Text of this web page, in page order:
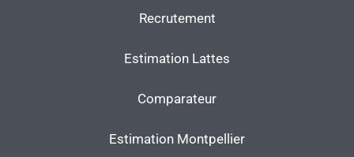
Recrutement
Estimation Lattes
Comparateur
Estimation Montpellier